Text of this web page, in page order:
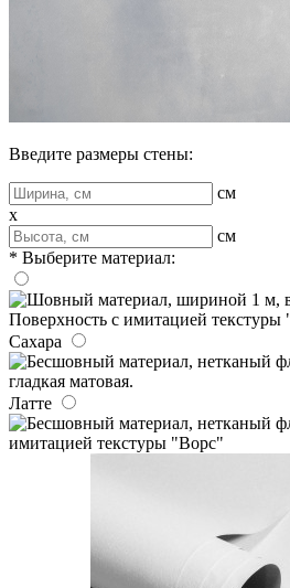
Введите размеры стены:
см
x
см
* Выберите материал:
Сахара
Латте